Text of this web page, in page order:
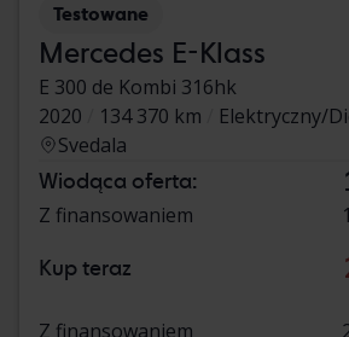
Testowane
Mercedes E-Klass
E 300 de Kombi 316hk
2020
134 370 km
Elektryczny/
Svedala
Wiodąca oferta:
Z finansowaniem
Kup teraz
Z finansowaniem